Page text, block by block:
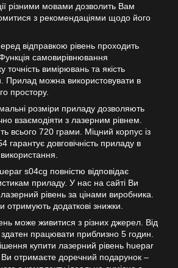
різними мовами дозволить Вам
з рекомендаціями щодо його
відправкою рівень проходить
самовирівнювання
точність вимірювань та якість
Прилад можна використовувати в
простору.
розміри приладу дозволяють
взаємодіяти з лазерним рівнем.
всього 720 грами. Міцний корпус із
гарантує довговічність приладу в
s04cg повністю відповідає
приладу. У нас на сайті Ви
рівень за цінами виробника.
отримують додаткові знижки.
може живитися з різних джерел. Від
працювати приблизно 5 годин.
купити лазерний рівень huepar
Ви отримаєте доречний подарунок –